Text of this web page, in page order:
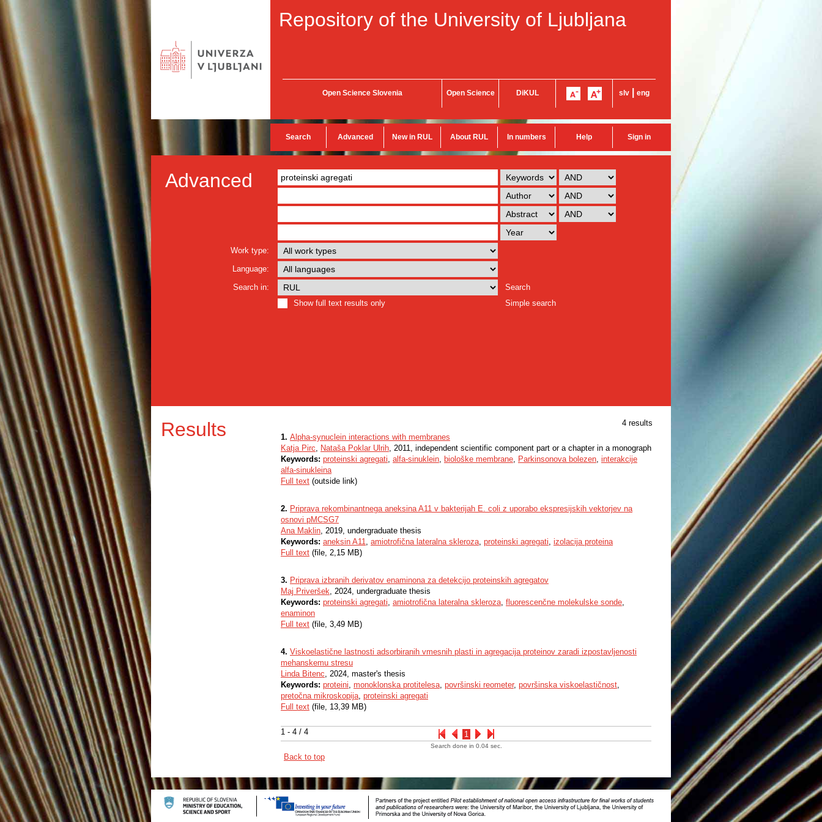
Repository of the University of Ljubljana
Open Science Slovenia Open Science DiKUL slv eng
Search Advanced New in RUL About RUL In numbers Help Sign in
Advanced
Work type:
Language:
Search in:
Search
Show full text results only
Simple search
Results 4 results
1 - 4 / 4 1
1. Alpha-synuclein interactions with membranes
Katja Pirc, Nataša Poklar Ulrih, 2011, independent scientific component part or a chapter in a monograph
Keywords: proteinski agregati, alfa-sinuklein, biološke membrane, Parkinsonova bolezen, interakcije
alfa-sinukleina
Full text (outside link)
2. Priprava rekombinantnega aneksina A11 v bakterijah E. coli z uporabo ekspresijskih vektorjev na
osnovi pMCSG7
Ana Maklin, 2019, undergraduate thesis
Keywords: aneksin A11, amiotrofična lateralna skleroza, proteinski agregati, izolacija proteina
Full text (file, 2,15 MB)
3. Priprava izbranih derivatov enaminona za detekcijo proteinskih agregatov
Maj Priveršek, 2024, undergraduate thesis
Keywords: proteinski agregati, amiotrofična lateralna skleroza, fluorescenčne molekulske sonde,
enaminon
Full text (file, 3,49 MB)
4. Viskoelastične lastnosti adsorbiranih vmesnih plasti in agregacija proteinov zaradi izpostavljenosti
mehanskemu stresu
Linda Bitenc, 2024, master's thesis
Keywords: proteini, monoklonska protitelesa, površinski reometer, površinska viskoelastičnost,
pretočna mikroskopija, proteinski agregati
Full text (file, 13,39 MB)
Search done in 0.04 sec.
Back to top